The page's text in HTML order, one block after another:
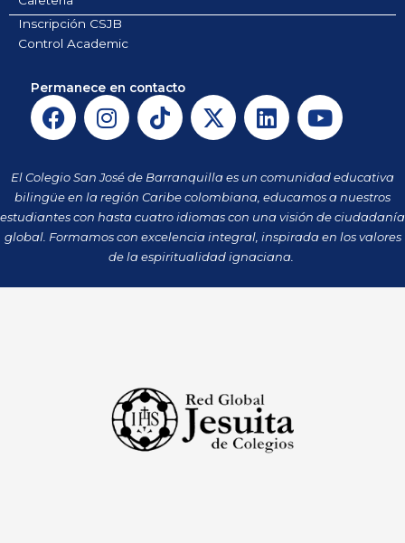
Inscripción CSJB
Control Academic
Permanece en contacto
F
a
e
b
o
o
I
n
t
a
g
r
a
m
T
i
t
o
k
X
-
w
i
t
t
e
r
L
i
k
e
d
i
n
Y
o
t
u
b
e
El Colegio San José de Barranquilla es un comunidad educativa
bilingüe en la región Caribe colombiana, educamos a nuestros
estudiantes con hasta cuatro idiomas con una visión de ciudadanía
global. Formamos con excelencia integral, inspirada en los valores
de la espiritualidad ignaciana.